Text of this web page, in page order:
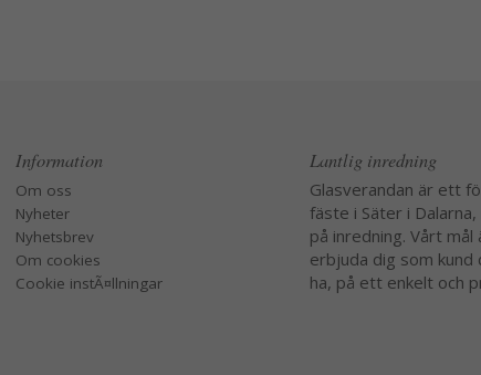
Information
Om oss
Nyheter
Nyhetsbrev
Om cookies
Cookie instÃ¤llningar
Lantlig inredning
Glasverandan är ett
fäste i Säter i
på inredning. Vårt mål
erbjuda dig som kund
ha, på ett enkelt och